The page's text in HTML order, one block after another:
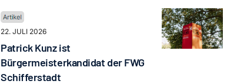
22. JULI 2026
Patrick Kunz ist
Bürgermeisterkandidat der FWG
Schifferstadt